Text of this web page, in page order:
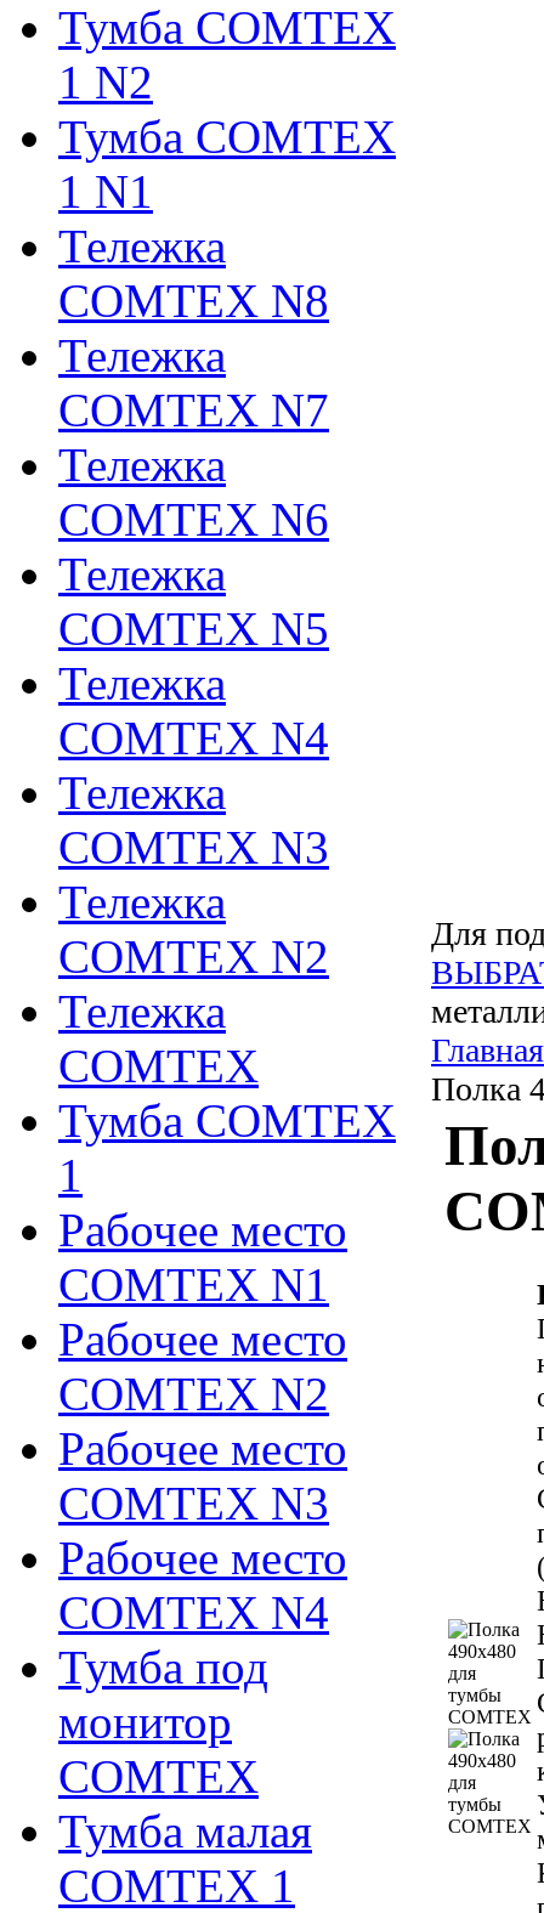
Тумба COMTEX
1 N2
Тумба COMTEX
1 N1
Тележка
COMTEX N8
Тележка
COMTEX N7
Тележка
COMTEX N6
Тележка
COMTEX N5
Тележка
COMTEX N4
Тележка
COMTEX N3
Тележка
COMTEX N2
Тележка
COMTEX
Тумба COMTEX
1
Рабочее место
COMTEX N1
Рабочее место
COMTEX N2
Рабочее место
COMTEX N3
Рабочее место
COMTEX N4
Тумба под
монитор
COMTEX
Тумба малая
COMTEX 1
Для
Главная
Полка